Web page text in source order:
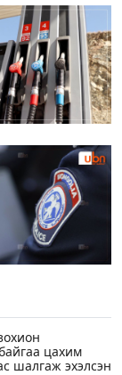
цахим
шалгаж эхэлсэн